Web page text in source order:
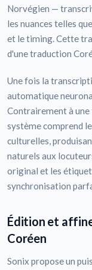
Norvégien —
les nuances telles
et le timing. Cette
d'une traduction
Une fois la
automatique
Contrairement à
système comprend
culturelles,
naturels aux
original et les
synchronisation
Édition et
Coréen
Sonix propose un